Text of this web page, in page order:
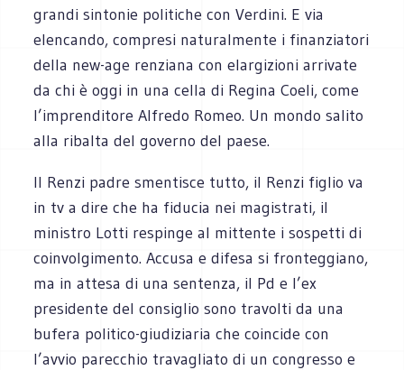
grandi sintonie politiche con Verdini. E via
elencando, compresi naturalmente i finanziatori
della new-age renziana con elargizioni arrivate
da chi è oggi in una cella di Regina Coeli, come
l’imprenditore Alfredo Romeo. Un mondo salito
alla ribalta del governo del paese.
Il Renzi padre smentisce tutto, il Renzi figlio va
in tv a dire che ha fiducia nei magistrati, il
ministro Lotti respinge al mittente i sospetti di
coinvolgimento. Accusa e difesa si fronteggiano,
ma in attesa di una sentenza, il Pd e l’ex
presidente del consiglio sono travolti da una
bufera politico-giudiziaria che coincide con
l’avvio parecchio travagliato di un congresso e